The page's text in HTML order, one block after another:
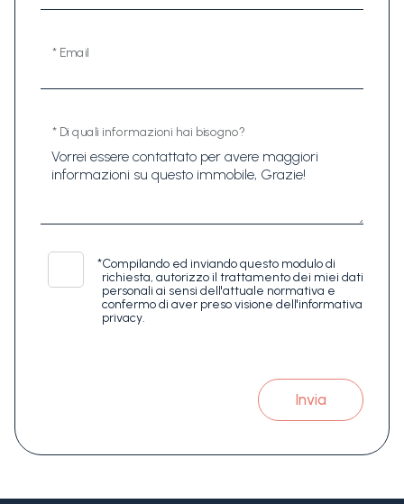
* Email
* Di quali informazioni hai bisogno?
*Compilando ed inviando questo modulo di
richiesta, autorizzo il trattamento dei miei dati
personali ai sensi dell'attuale normativa e
confermo di aver preso visione dell'informativa
privacy.
Invia